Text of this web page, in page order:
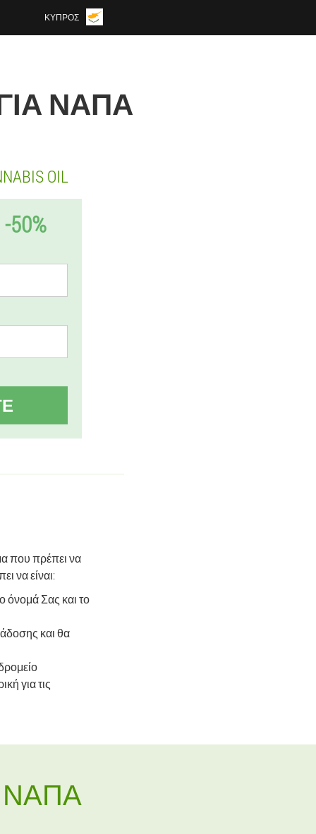
ΚΎΠΡΟΣ
ΝΆΠΑ
OIL
που πρέπει να
να είναι:
όνομά Σας και το
και θα
για τις
ΝΆΠΑ